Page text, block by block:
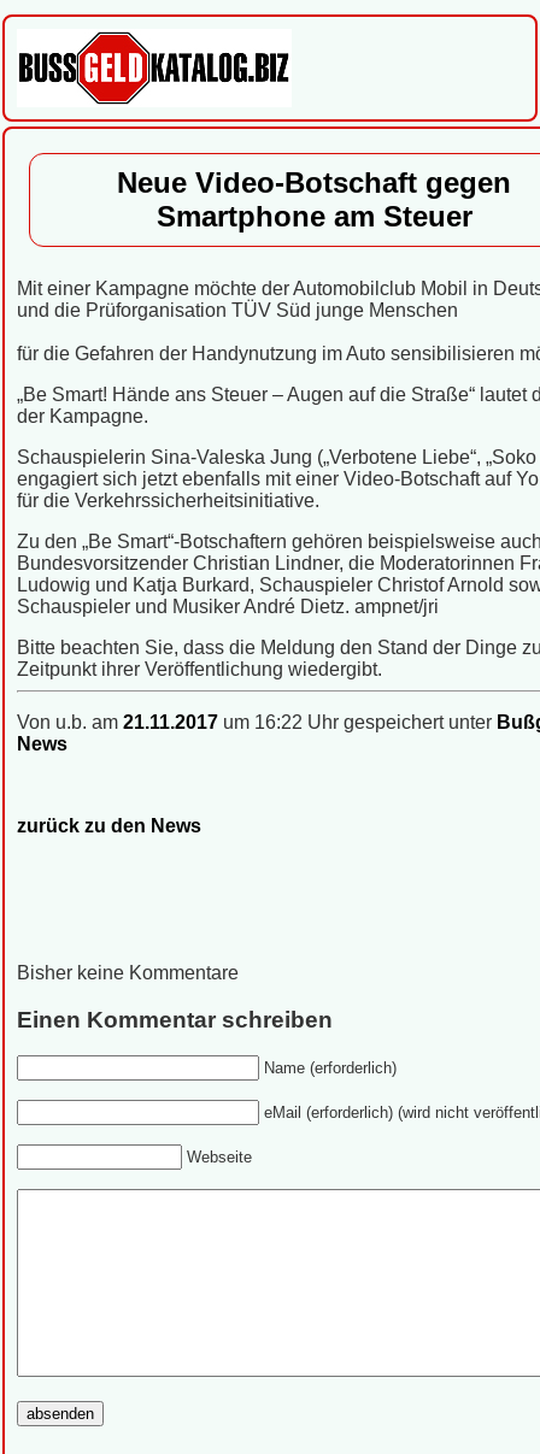
Neue Video-Botschaft gegen
Smartphone am Steuer
Mit einer Kampagne möchte der Automobilclub Mobil in
und die Prüforganisation TÜV Süd junge Menschen
für die Gefahren der Handynutzung im Auto sensibilisieren
„Be Smart! Hände ans Steuer – Augen auf die Straße“ lautet
der Kampagne.
Schauspielerin Sina-Valeska Jung („Verbotene Liebe“, „Soko
engagiert sich jetzt ebenfalls mit einer Video-Botschaft auf
für die Verkehrssicherheitsinitiative.
Zu den „Be Smart“-Botschaftern gehören beispielsweise
Bundesvorsitzender Christian Lindner, die Moderatorinnen
Ludowig und Katja Burkard, Schauspieler Christof Arnold
Schauspieler und Musiker André Dietz. ampnet/jri
Bitte beachten Sie, dass die Meldung den Stand der Dinge
Zeitpunkt ihrer Veröffentlichung wiedergibt.
Von u.b. am 21.11.2017 um 16:22 Uhr gespeichert unter
News
zurück zu den News
Bisher keine Kommentare
Einen Kommentar schreiben
Name (erforderlich)
eMail (erforderlich) (wird nicht
Webseite